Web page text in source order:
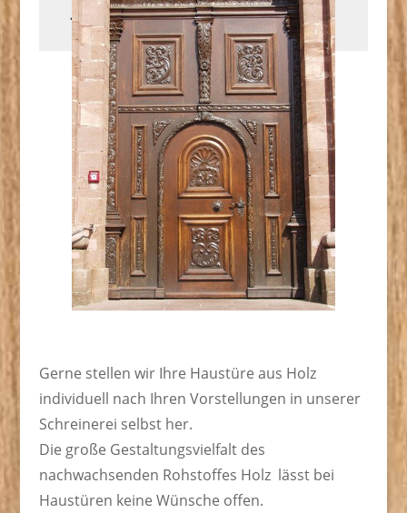
JE NACH BEDARF UND WUNSCH
Gerne stellen wir Ihre Haustüre aus Holz
individuell nach Ihren Vorstellungen in unserer
Schreinerei selbst her.
Die große Gestaltungsvielfalt des
nachwachsenden Rohstoffes Holz lässt bei
Haustüren keine Wünsche offen.